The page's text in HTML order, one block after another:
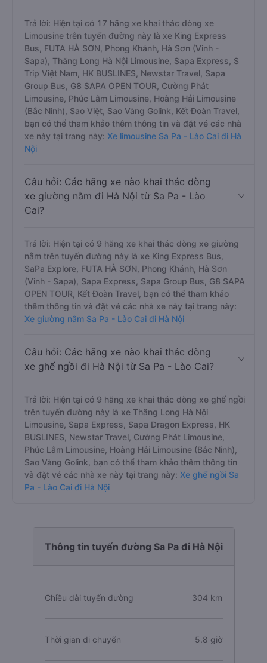
Trả lời: Hiện tại có 17 hãng xe khai thác dòng xe
Limousine trên tuyến đường này là xe King Express
Bus, FUTA HÀ SƠN, Phong Khánh, Hà Sơn (Vinh -
Sapa), Thăng Long Hà Nội Limousine, Sapa Express, S
Trip Việt Nam, HK BUSLINES, Newstar Travel, Sapa
Group Bus, G8 SAPA OPEN TOUR, Cường Phát
Limousine, Phúc Lâm Limousine, Hoàng Hải Limousine
(Bắc Ninh), Sao Việt, Sao Vàng Golink, Kết Đoàn Travel,
bạn có thể tham khảo thêm thông tin và đặt vé các nhà
xe này tại trang này: Xe limousine Sa Pa - Lào Cai đi Hà
Nội
Câu hỏi: Các hãng xe nào khai thác dòng
xe giường nằm đi Hà Nội từ Sa Pa - Lào
Cai?
Trả lời: Hiện tại có 9 hãng xe khai thác dòng xe giường
nằm trên tuyến đường này là xe King Express Bus,
SaPa Explore, FUTA HÀ SƠN, Phong Khánh, Hà Sơn
(Vinh - Sapa), Sapa Express, Sapa Group Bus, G8 SAPA
OPEN TOUR, Kết Đoàn Travel, bạn có thể tham khảo
thêm thông tin và đặt vé các nhà xe này tại trang này:
Xe giường nằm Sa Pa - Lào Cai đi Hà Nội
Câu hỏi: Các hãng xe nào khai thác dòng
xe ghế ngồi đi Hà Nội từ Sa Pa - Lào Cai?
Trả lời: Hiện tại có 9 hãng xe khai thác dòng xe ghế ngồi
trên tuyến đường này là xe Thăng Long Hà Nội
Limousine, Sapa Express, Sapa Dragon Express, HK
BUSLINES, Newstar Travel, Cường Phát Limousine,
Phúc Lâm Limousine, Hoàng Hải Limousine (Bắc Ninh),
Sao Vàng Golink, bạn có thể tham khảo thêm thông tin
và đặt vé các nhà xe này tại trang này: Xe ghế ngồi Sa
Pa - Lào Cai đi Hà Nội
Thông tin tuyến đường Sa Pa đi Hà Nội
Chiều dài tuyến đường 304 km
Thời gian di chuyển 5.8 giờ